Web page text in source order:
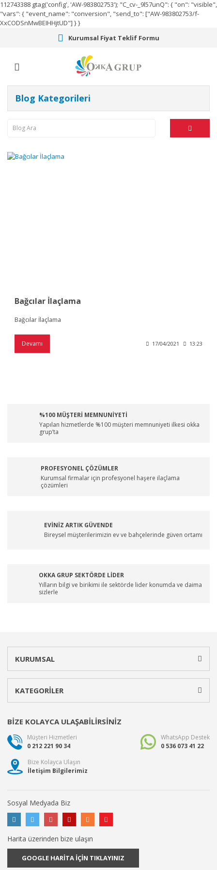
112743388 gtag('config', 'AW-983802753'); "C_cv-_9l57unQ": { "on": "visible",
"vars": { "event_name": "conversion", "send_to": ["AW-983802753/f-
XxCODSnMwBEIHHjtUD"] } }
Kurumsal Fiyat Teklif Formu
Blog Kategorileri
Bağcılar İlaçlama
Bağcılar İlaçlama
Devamı 17/04/2021 13:23
%100 MÜŞTERİ MEMNUNİYETİ
Yapılan hizmetlerde %100 müşteri memnuniyeti ilkesi okka
grup’ta
PROFESYONEL ÇÖZÜMLER
Kurumsal firmalar için profesyonel haşere ilaçlama
çözümleri
EVİNİZ ARTIK GÜVENDE
Bireysel müşterilerimizin ev ve bahçelerinde güven ortamı
OKKA GRUP SEKTÖRDE LİDER
Yılların bilgi ve birikimi ile sektörde lider konumda ve daima
sizlerle
KURUMSAL
KATEGORİLER
BİZE KOLAYCA ULAŞABİLİRSİNİZ
Müşteri Hizmetleri
0 212 221 90 34
WhatsApp Destek
0 536 073 41 22
Bize Kolayca Ulaşın
İletişim Bilgilerimiz
Sosyal Medyada Biz
Harita üzerinden bize ulaşın
GOOGLE HARİTA İÇİN TIKLAYINIZ